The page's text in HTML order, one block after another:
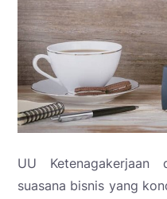
UU Ketenagakerjaan
suasana bisnis yang